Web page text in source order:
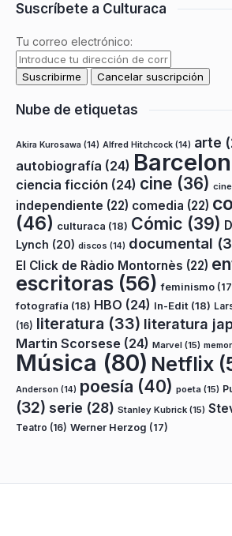
Suscríbete a Culturaca
Tu correo electrónico:
Nube de etiquetas
Akira Kurosawa (14) Alfred Hitchcock (14) arte
autobiografía (24)
ciencia ficción (24) cine (36)
independiente (22) comedia (22)
(46) culturaca (18) Cómic (39)
Lynch (20) discos (14) documental
El Click de Ràdio Montornès (22)
escritoras (56) feminismo
fotografía (18) HBO (24) In-Edit (18)
(16) literatura (33) literatura
Martin Scorsese (24) Marvel (15)
Música (80) Netflix
Anderson (14) poesía (40) poeta (15)
(32) serie (28) Stanley Kubrick (15)
Teatro (16) Werner Herzog (17)